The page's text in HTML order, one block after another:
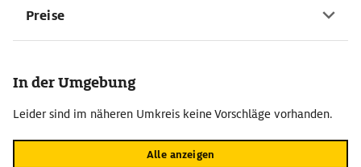
Preise
In der Umgebung
Leider sind im näheren Umkreis keine Vorschläge vorhanden.
Alle anzeigen